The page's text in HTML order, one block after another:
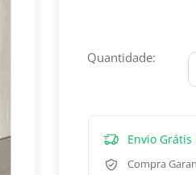
Quantidade:
Envio Grátis
Compra